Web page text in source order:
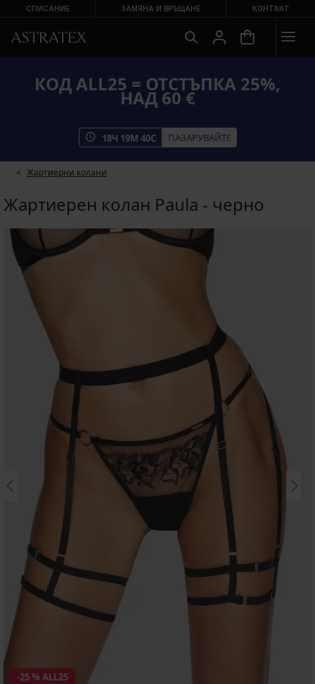
СПИСАНИЕ ЗАМЯНА И ВРЪЩАНЕ КОНТАКТ
КОД ALL25 = ОТСТЪПКА 25%,
НАД 60 €
18Ч 19М 40С ПАЗАРУВАЙТЕ
Жартиерни колани
Жартиерен колан Paula - черно
-25 % ALL25